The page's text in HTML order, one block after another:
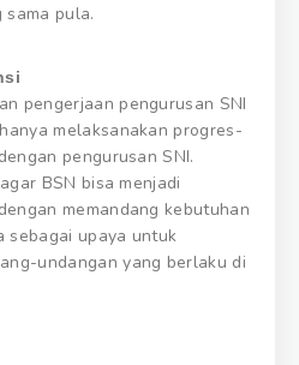
sama pula.
pengerjaan pengurusan SNI
melaksanakan progres-
pengurusan SNI.
BSN bisa menjadi
memandang kebutuhan
sebagai upaya untuk
undangan yang berlaku di